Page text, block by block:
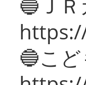
🔵ＪＲ
🔵こ